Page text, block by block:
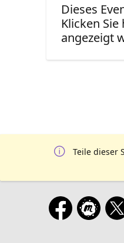
Dieses
Klicken
angezeigt
Teile dieser